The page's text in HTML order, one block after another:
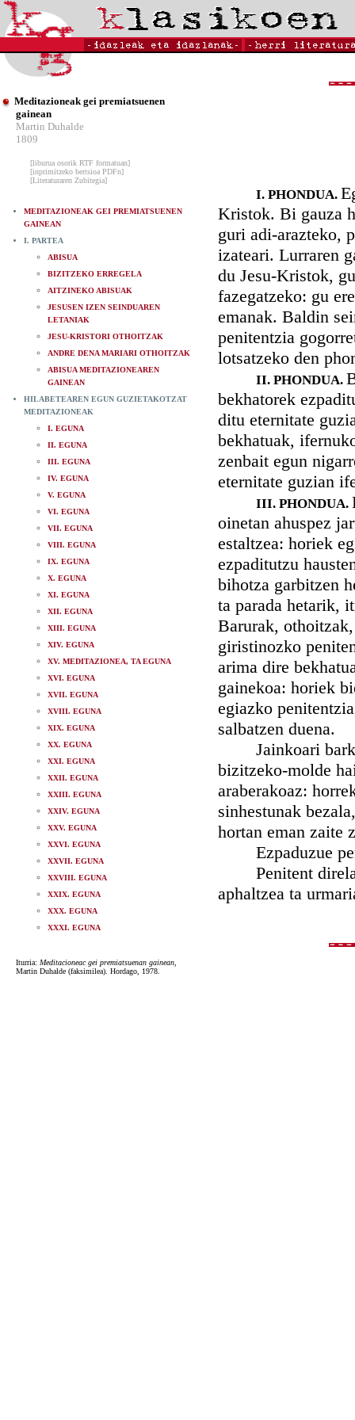
Meditazioneak gei premiatsuenen
gainean
Martin Duhalde
1809
[liburua osorik RTF formatuan]
[inprimitzeko bertsioa PDFn]
[Literaturaren Zubitegia]
MEDITAZIONEAK GEI PREMIATSUENEN
GAINEAN
I. PARTEA
ABISUA
BIZITZEKO ERREGELA
AITZINEKO ABISUAK
JESUSEN IZEN SEINDUAREN
LETANIAK
JESU-KRISTORI OTHOITZAK
ANDRE DENA MARIARI OTHOITZAK
ABISUA MEDITAZIONEAREN
GAINEAN
HILABETEAREN EGUN GUZIETAKOTZAT
MEDITAZIONEAK
I. EGUNA
II. EGUNA
III. EGUNA
IV. EGUNA
V. EGUNA
VI. EGUNA
VII. EGUNA
VIII. EGUNA
IX. EGUNA
X. EGUNA
XI. EGUNA
XII. EGUNA
XIII. EGUNA
XIV. EGUNA
XV. MEDITAZIONEA, TA EGUNA
XVI. EGUNA
XVII. EGUNA
XVIII. EGUNA
XIX. EGUNA
XX. EGUNA
XXI. EGUNA
XXII. EGUNA
XXIII. EGUNA
XXIV. EGUNA
XXV. EGUNA
XXVI. EGUNA
XXVII. EGUNA
XXVIII. EGUNA
XXIX. EGUNA
XXX. EGUNA
XXXI. EGUNA
Iturria: Meditacioneac gei premiatsuenan gainean
Martin Duhalde (faksimilea). Hordago, 1978.
I. PHONDUA.
Kristok. Bi gauza
guri adi-arazteko,
izateari. Lurraren
du Jesu-Kristok,
fazegatzeko: gu
emanak. Baldin
penitentzia
lotsatzeko den
II. PHONDUA.
bekhatorek
ditu eternitate
bekhatuak,
zenbait egun
eternitate guzian
III. PHONDUA.
oinetan ahuspez
estaltzea: horiek
ezpaditutzu
bihotza garbitzen
ta parada hetarik,
Barurak,
giristinozko
arima dire
gainekoa: horiek
egiazko
salbatzen duena.
Jainkoari
bizitzeko-molde
araberakoaz:
sinhestunak
hortan eman zaite
Ezpaduzue
Penitent
aphaltzea ta